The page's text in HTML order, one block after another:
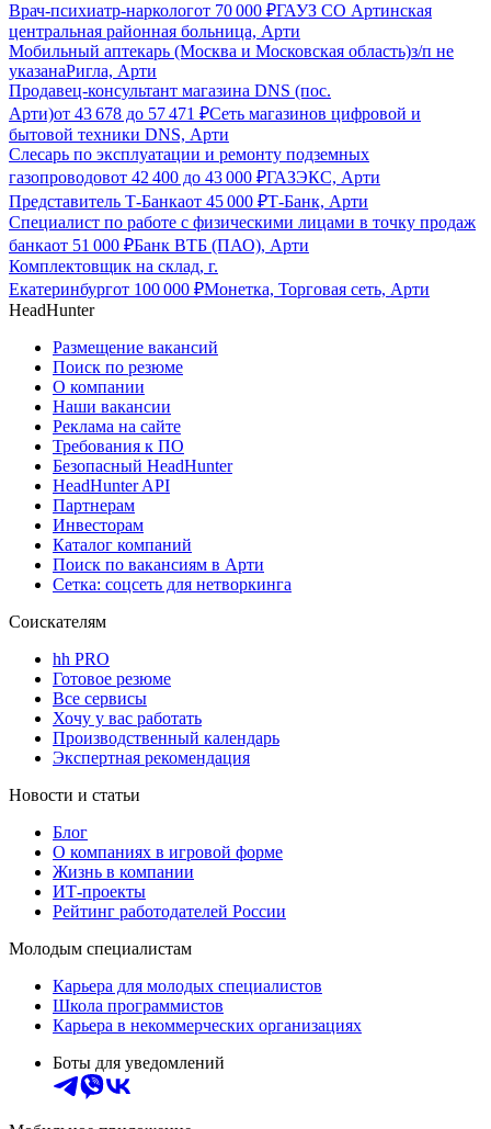
Врач-психиатр-наркологот 70 000 ₽ГАУЗ СО Артинская
центральная районная больница, Арти
Мобильный аптекарь (Москва и Московская область)з/п не
указанаРигла, Арти
Продавец-консультант магазина DNS (пос.
Арти)от 43 678 до 57 471 ₽Сеть магазинов цифровой и
бытовой техники DNS, Арти
Слесарь по эксплуатации и ремонту подземных
газопроводовот 42 400 до 43 000 ₽ГАЗЭКС, Арти
Представитель Т-Банкаот 45 000 ₽Т-Банк, Арти
Специалист по работе с физическими лицами в точку продаж
банкаот 51 000 ₽Банк ВТБ (ПАО), Арти
Комплектовщик на склад, г.
Екатеринбургот 100 000 ₽Монетка, Торговая сеть, Арти
HeadHunter
Размещение вакансий
Поиск по резюме
О компании
Наши вакансии
Реклама на сайте
Требования к ПО
Безопасный HeadHunter
HeadHunter API
Партнерам
Инвесторам
Каталог компаний
Поиск по вакансиям в Арти
Сетка: соцсеть для нетворкинга
Соискателям
hh PRO
Готовое резюме
Все сервисы
Хочу у вас работать
Производственный календарь
Экспертная рекомендация
Новости и статьи
Блог
О компаниях в игровой форме
Жизнь в компании
ИТ-проекты
Рейтинг работодателей России
Молодым специалистам
Карьера для молодых специалистов
Школа программистов
Карьера в некоммерческих организациях
Боты для уведомлений